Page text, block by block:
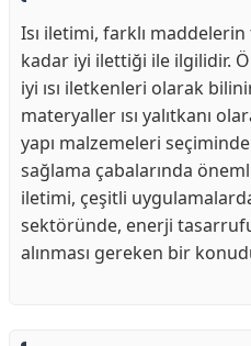
Isı iletimi, farklı maddelerin
kadar iyi ilettiği ile ilgilidir.
iyi ısı iletkenleri olarak
materyaller ısı yalıtkanı
yapı malzemeleri
sağlama çabalarında
iletimi, çeşitli
sektöründe, enerji
alınması gereken bir